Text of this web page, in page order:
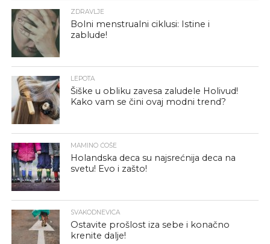
ZDRAVLJE
Bolni menstrualni ciklusi: Istine i
zablude!
LEPOTA
Šiške u obliku zavesa zaludele Holivud!
Kako vam se čini ovaj modni trend?
MAMINO ĆOŠE
Holandska deca su najsrećnija deca na
svetu! Evo i zašto!
SVAKODNEVICA
Ostavite prošlost iza sebe i konačno
krenite dalje!